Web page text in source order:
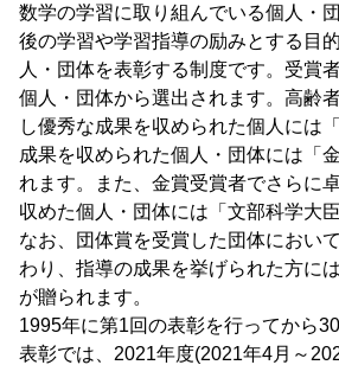
数学の学習に取り組んでいる個人・
後の学習や学習指導の励みとする目
人・団体を表彰する制度です。受賞
個人・団体から選出されます。高齢
し優秀な成果を収められた個人には
成果を収められた個人・団体には「
れます。また、金賞受賞者でさらに
収めた個人・団体には「文部科学大
なお、団体賞を受賞した団体におい
わり、指導の成果を挙げられた方に
が贈られます。
1995年に第1回の表彰を行ってから
表彰では、2021年度(2021年4月～